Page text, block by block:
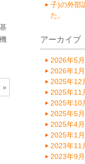
»
子)の外部
た。
アーカイブ
2026年5月
2026年1月
2025年12
2025年11
2025年10
2025年5月
2025年4月
2025年1月
2023年11
2023年9月